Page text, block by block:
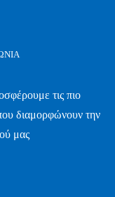
τις πιο
διαμορφώνουν την
μας